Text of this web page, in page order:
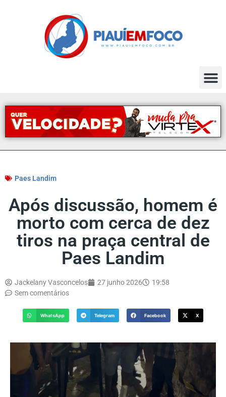
Paes Landim
Após discussão, homem é
morto com cerca de dez
tiros na praça central de
Paes Landim
Jackelany Vasconcelos 27 junho 2026
19:58
Sem comentários
WhatsApp Telegram Facebook X